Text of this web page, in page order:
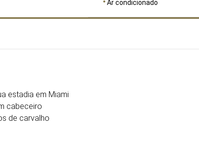
Ar condicionado
estadia em Miami
cabeceiro
de carvalho